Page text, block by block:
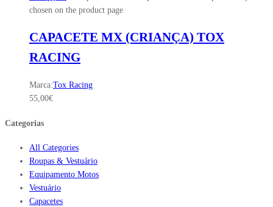
chosen on the product page
CAPACETE MX (CRIANÇA) TOX
RACING
Marca:Tox Racing
55,00€
Categorias
All Categories
Roupas & Vestuário
Equipamento Motos
Vestuário
Capacetes